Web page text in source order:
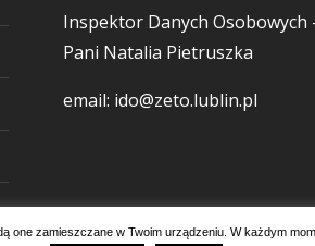
Inspektor Danych Osobowych
Pani Natalia Pietruszka
email: ido@zeto.lublin.pl
zamieszczane w Twoim urządzeniu. W każdym